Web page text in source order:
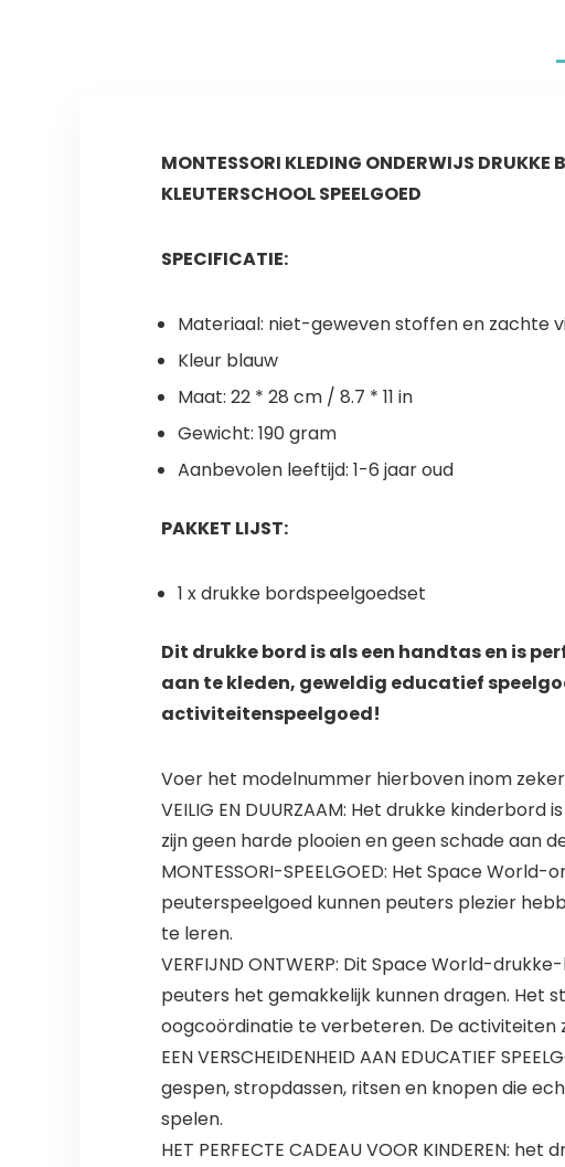
MONTESSORI KLEDING ONDERWIJS DRUKKE
KLEUTERSCHOOL SPEELGOED
SPECIFICATIE:
Materiaal: niet-geweven stoffen en zachte
Kleur blauw
Maat: 22 * 28 cm / 8.7 * 11 in
Gewicht: 190 gram
Aanbevolen leeftijd: 1-6 jaar oud
PAKKET LIJST:
1 x drukke bordspeelgoedset
Dit drukke bord is als een handtas en is
aan te kleden, geweldig educatief
activiteitenspeelgoed!
Voer het modelnummer hierboven inom
VEILIG EN DUURZAAM: Het drukke
zijn geen harde plooien en geen schade aan
MONTESSORI-SPEELGOED: Het Space
peuterspeelgoed kunnen peuters plezier
te leren.
VERFIJND ONTWERP: Dit Space World-
peuters het gemakkelijk kunnen dragen. Het
oogcoördinatie te verbeteren. De activiteiten
EEN VERSCHEIDENHEID AAN EDUCATIEF
gespen, stropdassen, ritsen en knopen die
spelen.
HET PERFECTE CADEAU VOOR